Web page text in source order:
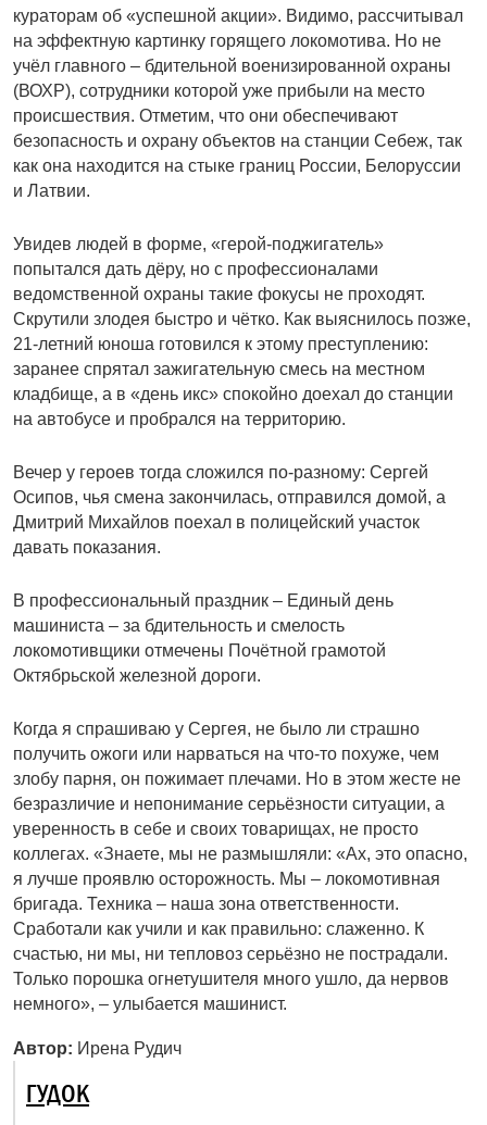
кураторам об «успешной акции». Видимо, рассчитывал
на эффектную картинку горящего локомотива. Но не
учёл главного – бдительной военизированной охраны
(ВОХР), сотрудники которой уже прибыли на место
происшествия. Отметим, что они обеспечивают
безопасность и охрану объектов на станции Себеж, так
как она находится на стыке границ России, Белоруссии
и Латвии.
Увидев людей в форме, «герой-поджигатель»
попытался дать дёру, но с профессионалами
ведомственной охраны такие фокусы не проходят.
Скрутили злодея быстро и чётко. Как выяснилось позже,
21-летний юноша готовился к этому преступлению:
заранее спрятал зажигательную смесь на местном
кладбище, а в «день икс» спокойно доехал до станции
на автобусе и пробрался на территорию.
Вечер у героев тогда сложился по-разному: Сергей
Осипов, чья смена закончилась, отправился домой, а
Дмитрий Михайлов поехал в полицейский участок
давать показания.
В профессиональный праздник – Единый день
машиниста – за бдительность и смелость
локомотивщики отмечены Почётной грамотой
Октябрьской железной дороги.
Когда я спрашиваю у Сергея, не было ли страшно
получить ожоги или нарваться на что-то похуже, чем
злобу парня, он пожимает плечами. Но в этом жесте не
безразличие и непонимание серьёзности ситуации, а
уверенность в себе и своих товарищах, не просто
коллегах. «Знаете, мы не размышляли: «Ах, это опасно,
я лучше проявлю осторожность. Мы – локомотивная
бригада. Техника – наша зона ответственности.
Сработали как учили и как правильно: слаженно. К
счастью, ни мы, ни тепловоз серьёзно не пострадали.
Только порошка огнетушителя много ушло, да нервов
немного», – улыбается машинист.
Автор: Ирена Рудич
ГУДОК